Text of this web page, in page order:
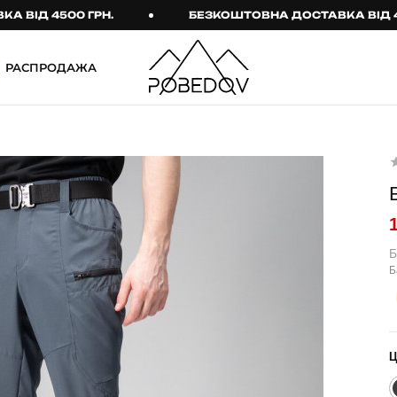
4500 ГРН. БЕЗКОШТОВНА ДОСТАВКА ВІД 4500
Джогери
Карго
Спортивні штани
Лосины
Джинсы
КОМПЛЕКТИ
Куртка й штани
РАСПРОДАЖА